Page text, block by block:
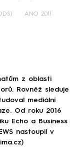
ANO 2011
z oblasti
Rovněž sleduje
mediální
Od roku 2016
Echo a Business
nastoupil v